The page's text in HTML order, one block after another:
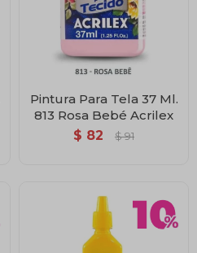
Pintura Para Tela 37 Ml.
813 Rosa Bebé Acrilex
$ 82 $ 91